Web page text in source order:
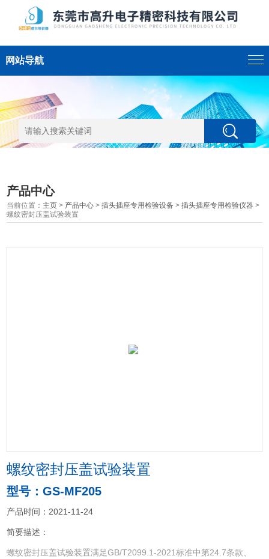
网站导航
产品中心
当前位置： 主页 > 产品中心 >插头插座专用检验设备 >插头插座专用检验仪器 >
螺纹密封压盖试验装置
螺纹密封压盖试验装置
型号：GS-MF205
产品时间：2021-11-24
简要描述：
螺纹密封压盖试验装置满足GB/T2099.1-2021标准中第24.7条款、